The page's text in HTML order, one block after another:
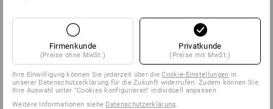
Firmenkunde
(Preise ohne MwSt.)
Privatkunde
(Preise mit MwSt.)
Ihre Einwilligung können Sie jederzeit über dieCookie-Einstellungen in
unserer Datenschutzerklärung für die Zukunft widerrufen. Zudem können Sie
Ihre Auswahl unter "Cookies konfigurieren" individuell anpassen
Weitere Informationen siehe Datenschutzerklärung